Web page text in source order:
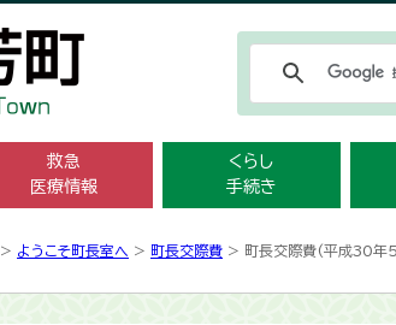
救急
医療情報
くらし
手続き
> ようこそ町長室へ > 町長交際費 > 町長交際費(平成30年5